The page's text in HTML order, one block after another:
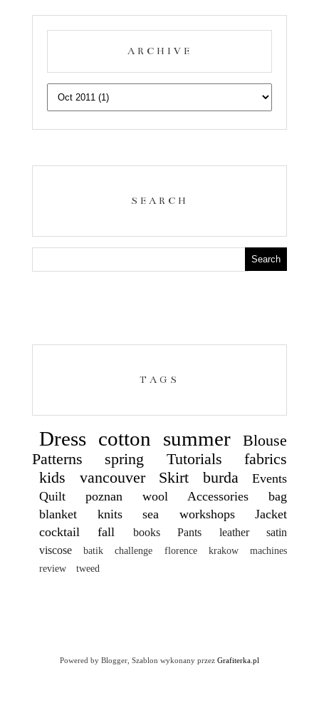
ARCHIVE
SEARCH
TAGS
Dress cotton summer
Blouse
Patterns
spring Tutorials
fabrics
kids
vancouver Skirt burda
Events
Quilt
poznan wool Accessories
bag
blanket
knits sea workshops
Jacket
cocktail
fall books Pants leather
satin
viscose
batik challenge florence krakow
machines
review
tweed
Powered by Blogger, Szablon wykonany przez Grafiterka.pl